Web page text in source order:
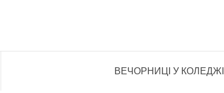
ВЕЧОРНИЦІ У КОЛЕДЖІ